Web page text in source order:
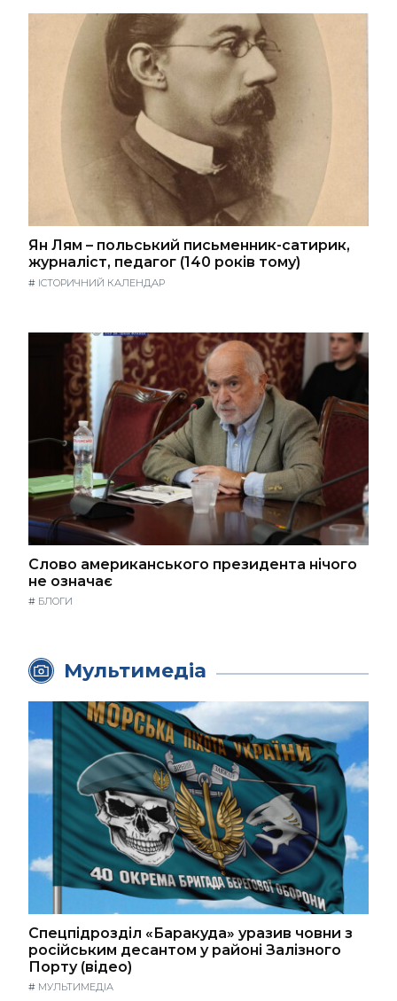
Ян Лям – польський письменник-сатирик,
журналіст, педагог (140 років тому)
# ІСТОРИЧНИЙ КАЛЕНДАР
Слово американського президента нічого
не означає
# БЛОГИ
Мультимедіа
Спецпідрозділ «Баракуда» уразив човни з
російським десантом у районі Залізного
Порту (відео)
# МУЛЬТИМЕДІА